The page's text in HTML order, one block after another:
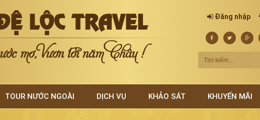
LỘC TRAVEL
mơ, Vươn tới năm Châu !
Đăng nhập
TOUR NƯỚC NGOÀI DỊCH VỤ KHẢO SÁT KHUYẾN MÃI